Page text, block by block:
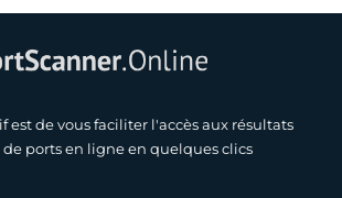
est de vous faciliter l'accès aux résultats
de ports en ligne en quelques clics